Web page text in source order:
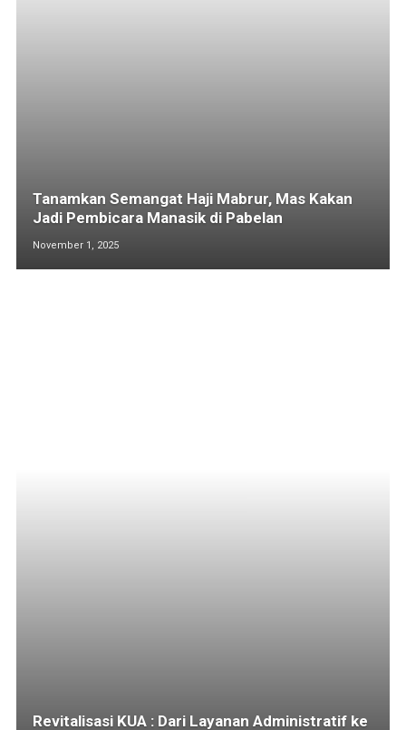
Tanamkan Semangat Haji Mabrur, Mas Kakan
Jadi Pembicara Manasik di Pabelan
November 1, 2025
Revitalisasi KUA : Dari Layanan Administratif ke